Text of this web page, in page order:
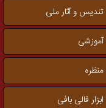
تندیس و آثار ملی
آموزشی
منظره
ابزار قالی بافی